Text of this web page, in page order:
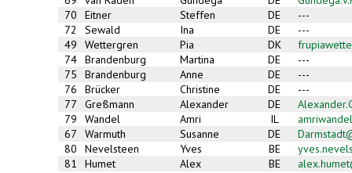
70
Eitner Steffen DE
---
72
Sewald Ina DE
---
49
Wettergren Pia DK
74 Brandenburg Martina DE
---
75
Brandenburg Anne DE
---
76
Brücker Christine DE
---
77
Greßmann Alexander DE
79
Wandel Amri IL
67
Warmuth Susanne DE
80
Nevelsteen Yves BE
81
Humet Alex BE